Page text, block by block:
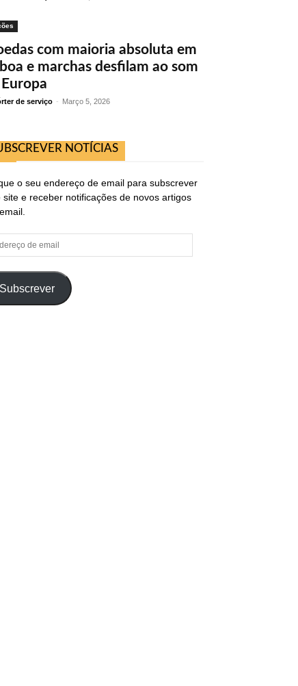
com maioria absoluta em
e marchas desfilam ao som
de serviço - Março 5, 2026
NOTÍCIAS
o seu endereço de email para subscrever
site e receber notificações de novos artigos
Subscrever